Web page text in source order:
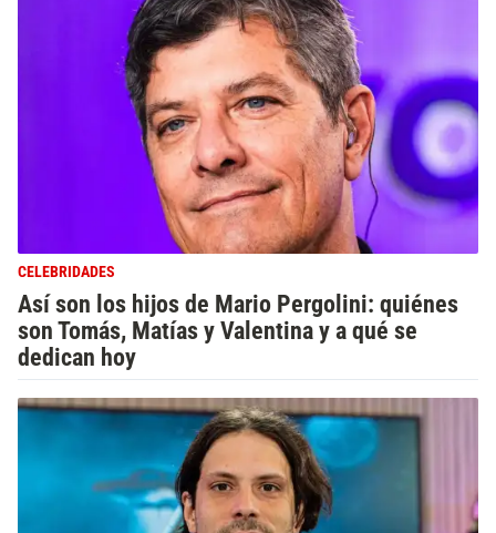
CELEBRIDADES
Así son los hijos de Mario Pergolini: quiénes
son Tomás, Matías y Valentina y a qué se
dedican hoy